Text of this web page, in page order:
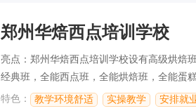
郑州华焙西点培训学校
亮点：郑州华焙西点培训学校设有高级烘焙
经典班，全能西点班，全能烘焙班，全能蛋
等专业班次。
特色： 教学环境舒适 实操教学 安排就